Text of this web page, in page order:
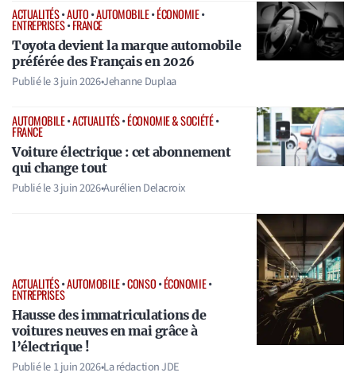
ACTUALITÉS•AUTO•AUTOMOBILE•ÉCONOMIE•
ENTREPRISES•FRANCE
Toyota devient la marque automobile
préférée des Français en 2026
Publié le3 juin 2026•Jehanne Duplaa
AUTOMOBILE•ACTUALITÉS•ÉCONOMIE & SOCIÉTÉ•
FRANCE
Voiture électrique : cet abonnement
qui change tout
Publié le3 juin 2026•Aurélien Delacroix
ACTUALITÉS•AUTOMOBILE•CONSO•ÉCONOMIE•
ENTREPRISES
Hausse des immatriculations de
voitures neuves en mai grâce à
l’électrique !
Publié le1 juin 2026•La rédaction JDE